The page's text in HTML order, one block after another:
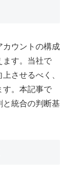
カウントの構成
ます。当社で
させるべく、
す。本記事で
と統合の判断基